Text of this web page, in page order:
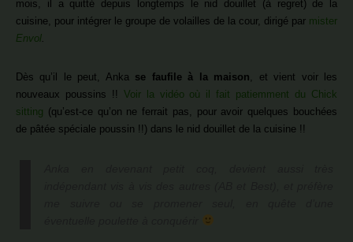
mois, il a quitté depuis longtemps le nid douillet (à regret) de la
cuisine, pour intégrer le groupe de volailles de la cour, dirigé par mister
Envol.
Dès qu’il le peut, Anka se faufile à la maison, et vient voir les
nouveaux poussins !! Voir la vidéo où il fait patiemment du Chick
sitting (qu’est-ce qu’on ne ferrait pas, pour avoir quelques bouchées
de pâtée spéciale poussin !!) dans le nid douillet de la cuisine !!